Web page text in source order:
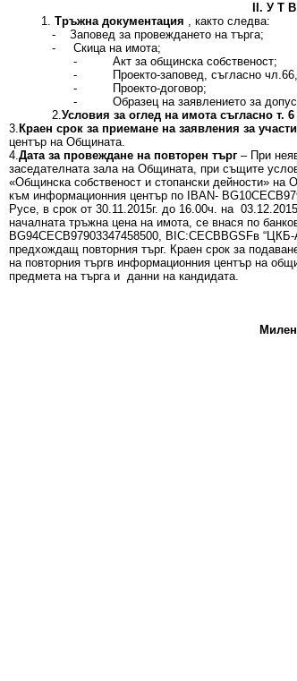
ІІ. У
1. Тръжна документация , както следва:
- Заповед за провеждането на търга;
- Скица на имота;
- Акт за общинска собственост;
- Проекто-заповед, съгласно
- Проекто-договор;
- Образец на заявлението за
2.Условия за оглед на имота съгласно т. 6
3. Краен срок за приемане на заявления за
център на Общината.
4.Дата за провеждане на повторен търг – При
заседателната зала на Общината, при същите
«Общинска собственост и стопански дейности»
към информационния център по IBAN-
Русе, в срок от 30.11.2015г. до 16.00ч. на
началната тръжна цена на имота, се внася по
BG94СЕСB97903347458500, BIC:CECBBGSFв
предхождащ повторния търг. Краен срок за
на повторния търгв информационния център на
предмета на търга и данни на кандидата.
и.д. Кмет на